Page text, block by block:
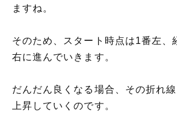
ますね。
そのため、スタート時点は1番左、
右に進んでいきます。
だんだん良くなる場合、その折れ
上昇していくのです。